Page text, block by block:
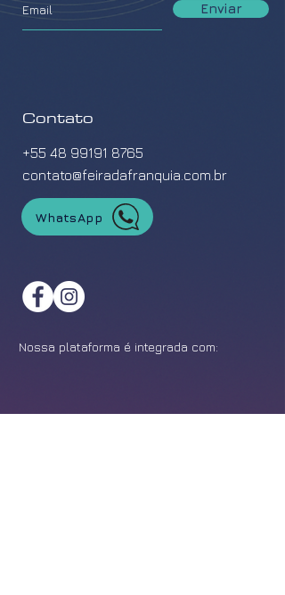
Enviar
Contato
+55 48 99191 8765
contato@feiradafranquia.com.br
WhatsApp
Nossa plataforma é integrada com: